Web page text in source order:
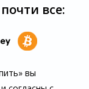
все:
вы